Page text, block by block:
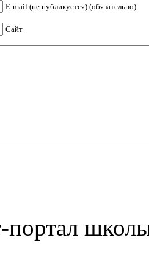
E-mail (не публикуется) (обязательно)
Сайт